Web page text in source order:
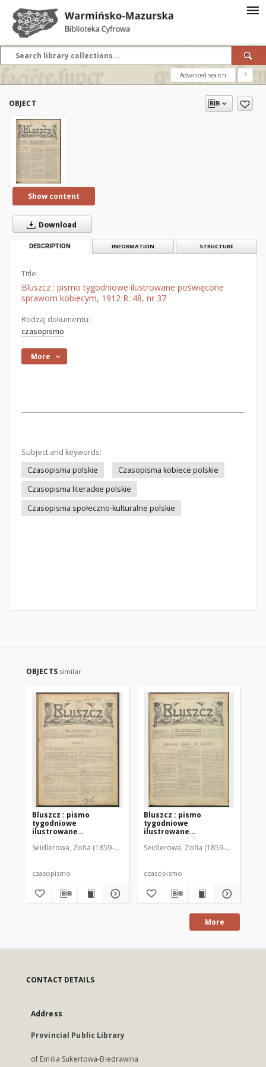
Advanced search ?
OBJECT
Show content
Download
DESCRIPTION INFORMATION STRUCTURE
Title:
Bluszcz : pismo tygodniowe ilustrowane poświęcone
sprawom kobiecym, 1912 R. 48, nr 37
Rodzaj dokumentu:
czasopismo
More
Subject and keywords:
Czasopisma polskie
Czasopisma kobiece polskie
Czasopisma literackie polskie
Czasopisma społeczno-kulturalne polskie
OBJECTS similar
Bluszcz : pismo
tygodniowe
ilustrowane
kobiecym, 1912 R. 48, nr
Seidlerowa, Zofia (1859-1919). Red. i Wyd.
czasopismo
Bluszcz : pismo
tygodniowe
ilustrowane
kobiecym, 1912 R. 48, nr
Seidlerowa, Zofia (1859-1919). Red.
czasopismo
More
CONTACT DETAILS
Address
Provincial Public Library
of Emilia Sukertowa-Biedrawina